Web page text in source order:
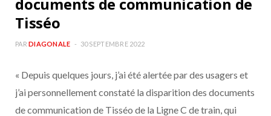
Tisséo
PAR DIAGONALE 30 SEPTEMBRE 2022
« Depuis quelques jours, j’ai été alertée par des usagers et
j’ai personnellement constaté la disparition des documents
de communication de Tisséo de la Ligne C de train, qui